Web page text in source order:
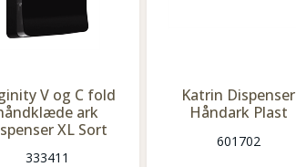
V og C fold
ark
XL Sort
333411
Katrin Dispenser
Håndark Plast
601702